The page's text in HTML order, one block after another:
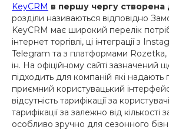
KeyCRM в першу чергу
розділи називаються відповідно
KeyCRM має широкий перелік
інтернет торгівлі, ці інтеграції з
Telegram та з платформами
ін. На офіційному сайті зазначений
підходить для компаній які надають
приємний користувацький
відсутність тарифікації за
тарифікації за залежно від кількості
особливо зручно для сезонного